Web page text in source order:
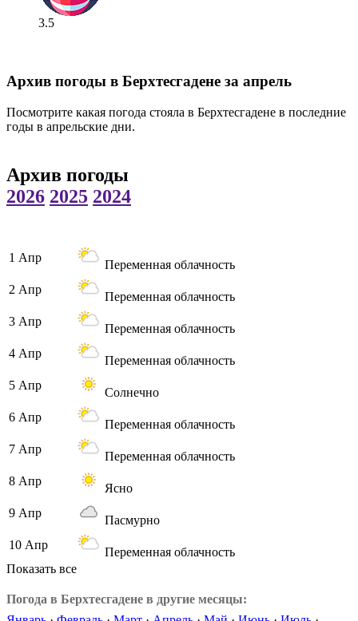
3.5
Архив погоды в Берхтесгадене за апрель
Посмотрите какая погода стояла в Берхтесгадене в последние
годы в апрельские дни.
Архив погоды
2026 2025 2024
1 Апр
Переменная облачность
2 Апр
Переменная облачность
3 Апр
Переменная облачность
4 Апр
Переменная облачность
5 Апр
Солнечно
6 Апр
Переменная облачность
7 Апр
Переменная облачность
8 Апр
Ясно
9 Апр
Пасмурно
10 Апр
Переменная облачность
Показать все
Погода в Берхтесгадене в другие месяцы: